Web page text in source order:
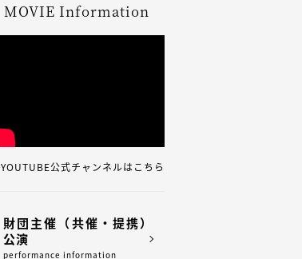
MOVIE Information
YOUTUBE公式チャンネルはこちら
財団主催（共催・提携）
公演
performance information